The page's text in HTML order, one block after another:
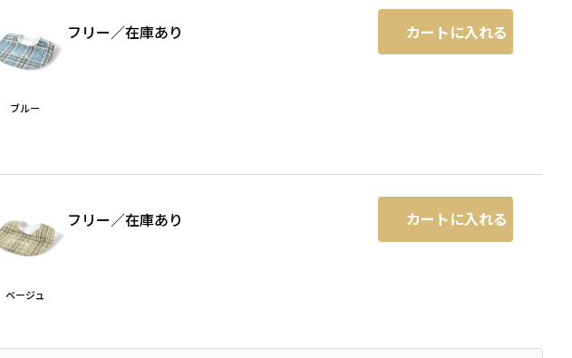
ブルー
フリー／在庫あり カートに入れる
ベージュ
フリー／在庫あり カートに入れる